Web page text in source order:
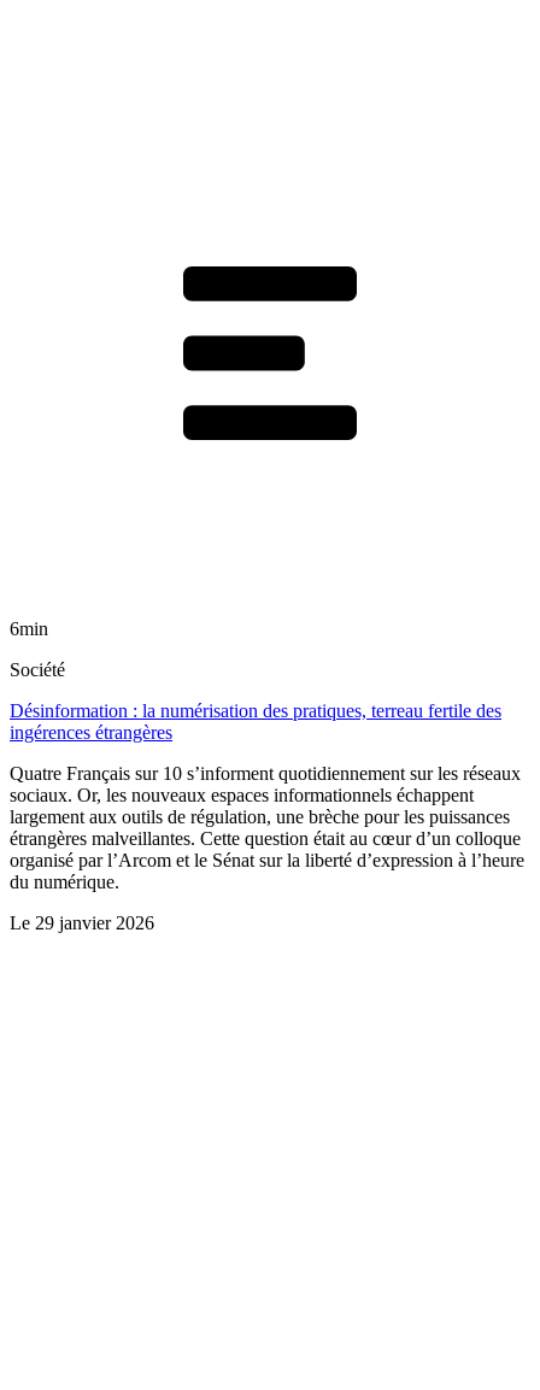
6min
Société
Désinformation : la numérisation des pratiques, terreau fertile des
ingérences étrangères
Quatre Français sur 10 s’informent quotidiennement sur les réseaux
sociaux. Or, les nouveaux espaces informationnels échappent
largement aux outils de régulation, une brèche pour les puissances
étrangères malveillantes. Cette question était au cœur d’un colloque
organisé par l’Arcom et le Sénat sur la liberté d’expression à l’heure
du numérique.
Le 29 janvier 2026